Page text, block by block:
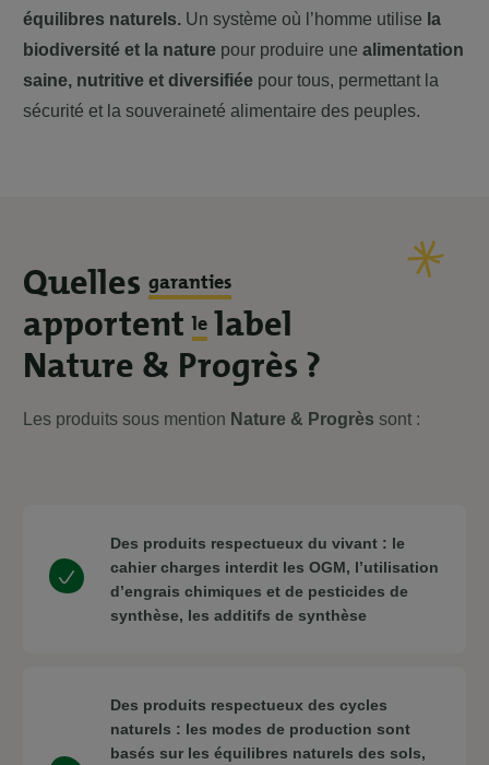
équilibres naturels. Un système où l’homme utilise la
biodiversité et la nature pour produire une alimentation
saine, nutritive et diversifiée pour tous, permettant la
sécurité et la souveraineté alimentaire des peuples.
Quelles garanties
apportentle label
Nature & Progrès ?
Les produits sous mention Nature & Progrès sont :
Des produits respectueux du vivant : le
cahier charges interdit les OGM, l’utilisation
d’engrais chimiques et de pesticides de
synthèse, les additifs de synthèse
Des produits respectueux des cycles
naturels : les modes de production sont
basés sur les équilibres naturels des sols,